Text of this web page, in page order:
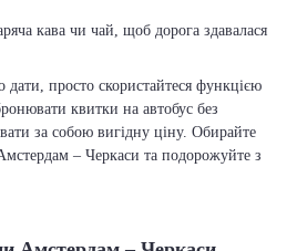
кава чи чай, щоб дорога здавалася
просто скористайтеся функцією
квитки на автобус без
за собою вигідну ціну. Обирайте
– Черкаси та подорожуйте з